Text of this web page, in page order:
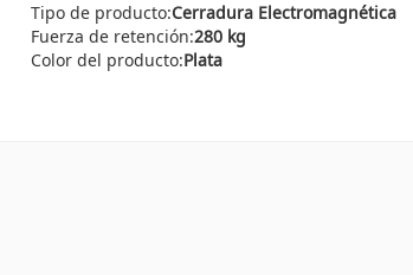
Tipo de producto:Cerradura Electromagnética
Fuerza de retención:280 kg
Color del producto:Plata